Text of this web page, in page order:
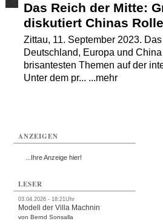
Das Reich der Mitte:
diskutiert Chinas
Zittau, 11. September 2023.
Deutschland, Europa und
brisantesten Themen auf der
Unter dem pr... ...mehr
ANZEIGEN
...Ihre Anzeige hier!
LESER
03.04.2026 - 18:21Uhr
Modell der Villa Machnin
von Bernd Sonsalla